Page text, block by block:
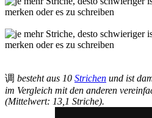
调 besteht aus 10 Strichen und ist
im Vergleich mit den anderen
(Mittelwert: 13,1 Striche).